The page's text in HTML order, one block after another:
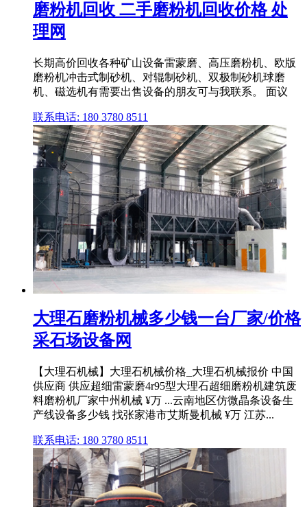
磨粉机回收 二手磨粉机回收价格 处
理网
长期高价回收各种矿山设备雷蒙磨、高压磨粉机、欧版
磨粉机冲击式制砂机、对辊制砂机、双极制砂机球磨
机、磁选机有需要出售设备的朋友可与我联系。 面议
联系电话: 180 3780 8511
大理石磨粉机械多少钱一台厂家/价格
采石场设备网
【大理石机械】大理石机械价格_大理石机械报价 中国
供应商 供应超细雷蒙磨4r95型大理石超细磨粉机建筑废
料磨粉机厂家中州机械 ¥万 ...云南地区仿微晶条设备生
产线设备多少钱 找张家港市艾斯曼机械 ¥万 江苏...
联系电话: 180 3780 8511